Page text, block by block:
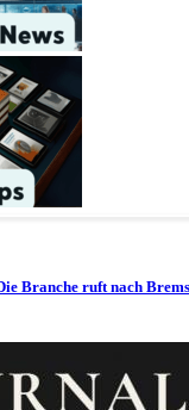
Branche ruft nach